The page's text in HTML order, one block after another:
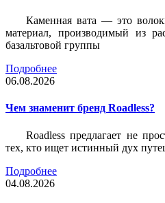
Каменная вата — это
материал, производимый из
базальтовой группы
Подробнее
06.08.2026
Чем знаменит бренд Roadless?
Roadless предлагает не
тех, кто ищет истинный дух
Подробнее
04.08.2026